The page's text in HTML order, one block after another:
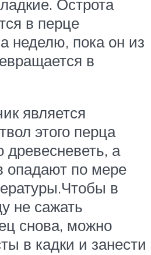
Острота
в перце
неделю, пока он из
в
является
этого перца
древесневеть, а
опадают по мере
в
не сажать
снова, можно
в кадки и занести